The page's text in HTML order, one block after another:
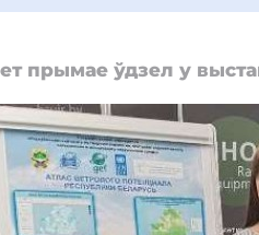
прымае ўдзел у